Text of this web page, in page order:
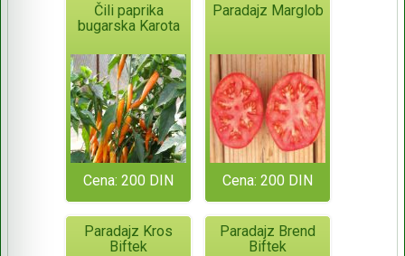
Čili paprika
bugarska Karota
Cena: 200 DIN
Paradajz Marglob
Cena: 200 DIN
Paradajz Kros
Biftek
Paradajz Brend
Biftek